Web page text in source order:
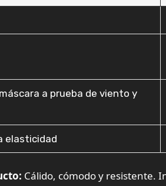
a prueba de viento y
elasticidad
Cálido, cómodo y resistente.